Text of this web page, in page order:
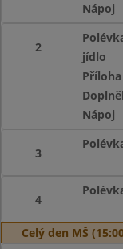
Nápoj
2
jídlo
Příloha
Nápoj
3
4
Celý den MŠ